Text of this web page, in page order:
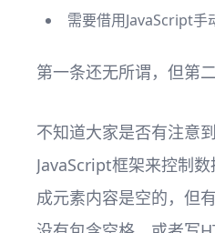
需要借用JavaScript手
第一条还无所谓，但第
不知道大家是否有注意
JavaScript框架来控制
成元素内容是空的，但